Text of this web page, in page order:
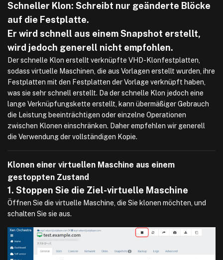
Schneller Klon: Schreibt nur geänderte Blöcke
auf die Festplatte.
Er wird schnell aus einem Snapshot erstellt,
wird jedoch generell nicht empfohlen.
Der schnelle Klon erstellt verknüpfte VHD-Klonfestplatten,
sodass virtuelle Maschinen, die aus Vorlagen erstellt wurden, ihre
Festplatten mit den Festplatten der Vorlage verknüpft haben,
was sie sehr schnell erstellt. Da der schnelle Klon jedoch eine
lange Verknüpfungskette erstellt, kann übermäßiger Gebrauch
die Leistung beeinträchtigen oder einzelne Operationen
zwischen Klonen einschränken. Daher empfehlen wir generell
die Verwendung der vollständigen Kopie.
Klonen einer virtuellen Maschine aus einem
gestoppten Zustand
1. Stoppen Sie die Ziel-virtuelle Maschine
Öffnen Sie die virtuelle Maschine, die Sie klonen möchten, und
schalten Sie sie aus.